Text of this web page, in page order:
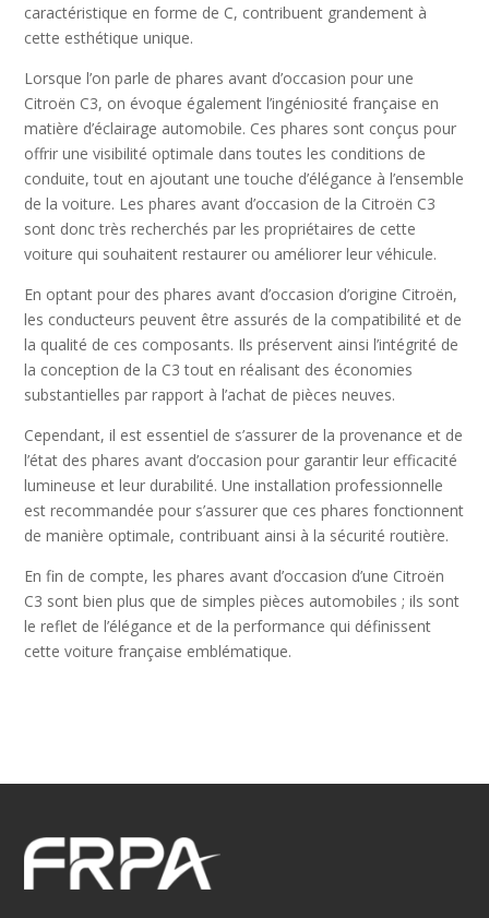
caractéristique en forme de C, contribuent grandement à
cette esthétique unique.
Lorsque l’on parle de phares avant d’occasion pour une
Citroën C3, on évoque également l’ingéniosité française en
matière d’éclairage automobile. Ces phares sont conçus pour
offrir une visibilité optimale dans toutes les conditions de
conduite, tout en ajoutant une touche d’élégance à l’ensemble
de la voiture. Les phares avant d’occasion de la Citroën C3
sont donc très recherchés par les propriétaires de cette
voiture qui souhaitent restaurer ou améliorer leur véhicule.
En optant pour des phares avant d’occasion d’origine Citroën,
les conducteurs peuvent être assurés de la compatibilité et de
la qualité de ces composants. Ils préservent ainsi l’intégrité de
la conception de la C3 tout en réalisant des économies
substantielles par rapport à l’achat de pièces neuves.
Cependant, il est essentiel de s’assurer de la provenance et de
l’état des phares avant d’occasion pour garantir leur efficacité
lumineuse et leur durabilité. Une installation professionnelle
est recommandée pour s’assurer que ces phares fonctionnent
de manière optimale, contribuant ainsi à la sécurité routière.
En fin de compte, les phares avant d’occasion d’une Citroën
C3 sont bien plus que de simples pièces automobiles ; ils sont
le reflet de l’élégance et de la performance qui définissent
cette voiture française emblématique.